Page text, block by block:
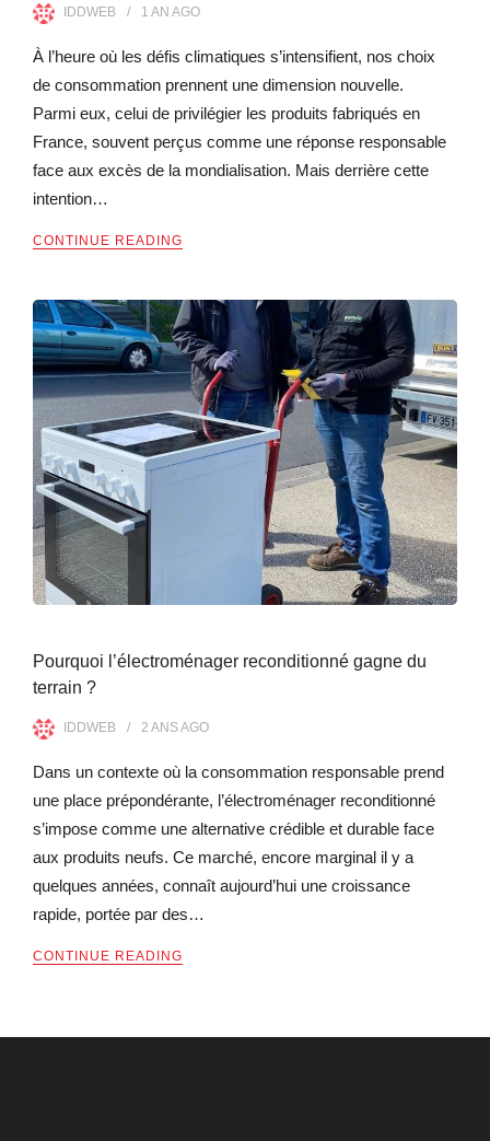
IDDWEB 1 AN AGO
À l’heure où les défis climatiques s’intensifient, nos choix
de consommation prennent une dimension nouvelle.
Parmi eux, celui de privilégier les produits fabriqués en
France, souvent perçus comme une réponse responsable
face aux excès de la mondialisation. Mais derrière cette
intention…
CONTINUE READING
Pourquoi l’électroménager reconditionné gagne du
terrain ?
IDDWEB 2 ANSAGO
Dans un contexte où la consommation responsable prend
une place prépondérante, l’électroménager reconditionné
s’impose comme une alternative crédible et durable face
aux produits neufs. Ce marché, encore marginal il y a
quelques années, connaît aujourd’hui une croissance
rapide, portée par des…
CONTINUE READING